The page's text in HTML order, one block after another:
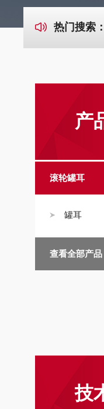
热门搜索：
产
滚轮罐耳
罐耳
查看全部产品
技